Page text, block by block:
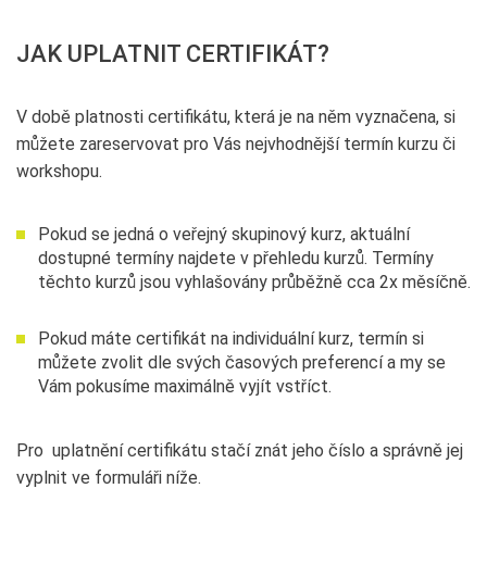
JAK UPLATNIT CERTIFIKÁT?
V době platnosti certifikátu, která je na něm vyznačena, si
můžete zareservovat pro Vás nejvhodnější termín kurzu či
workshopu.
Pokud se jedná o veřejný skupinový kurz, aktuální
dostupné termíny najdete v přehledu kurzů. Termíny
těchto kurzů jsou vyhlašovány průběžně cca 2x měsíčně.
Pokud máte certifikát na individuální kurz, termín si
můžete zvolit dle svých časových preferencí a my se
Vám pokusíme maximálně vyjít vstříct.
Pro uplatnění certifikátu stačí znát jeho číslo a správně jej
vyplnit ve formuláři níže.